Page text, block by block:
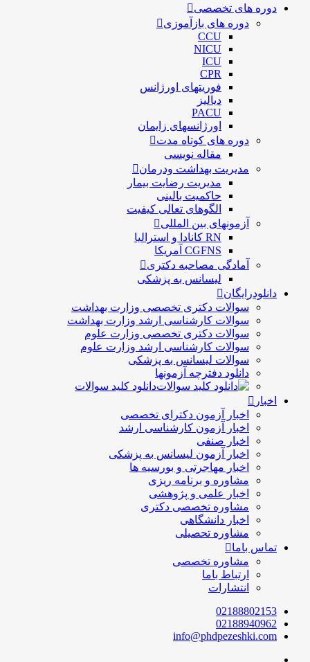
دوره های تخصصی
دوره های بازآموزی
CCU
NICU
ICU
CPR
فوریتهای اورژانس
دیالیز
PACU
اورژانسهای زایمان
دوره های کوتاه مدت
مقاله نویسی
مدیریت بهداشت ودرمان
مديريت رضايت بيمار
حاكميت بالينی
الگوهای تعالی کيفيت
آزمونهای بین المللی
RN کانادا و استرالیا
CGFNS آمریکا
آمادگی مصاحبه دکتری
لیسانس به پزشکی
دانلودرایگان
سوالات دکتری تخصصی وزارت بهداشت
سوالات کارشناسی ارشد وزارت بهداشت
سوالات دکتری تخصصی وزارت علوم
سوالات کارشناسی ارشد وزارت علوم
سوالات لیسانس به پزشکی
دانلود دفترچه آزمونها
دانلود کلید سوالات
اخبار
اخبار آزمون دکترای تخصصی
اخبار آزمون کارشناسی ارشد
اخبار صنفی
اخبار آزمون لیسانس به پزشکی
اخبار مهاجرتی و بورسیه ها
مشاوره و برنامه ریزی
اخبار علمی و پژوهشی
مشاوره تخصصی دکتری
اخبار دانشگاهی
مشاوره تحصیلی
تماس باما
مشاوره تخصصی
ارتباط باما
انتشارات
02188802153
02188940962
info@phdpezeshki.com